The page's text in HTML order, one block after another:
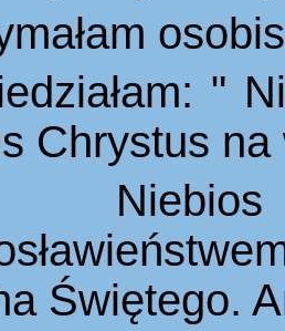
"
Chrystus
Świętego.